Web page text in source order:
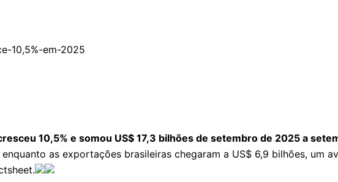
10,5% e somou US$ 17,3 bilhões de setembro de 2025 a
as exportações brasileiras chegaram a US$ 6,9 bilhões, um